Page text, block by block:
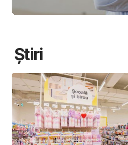
Știri